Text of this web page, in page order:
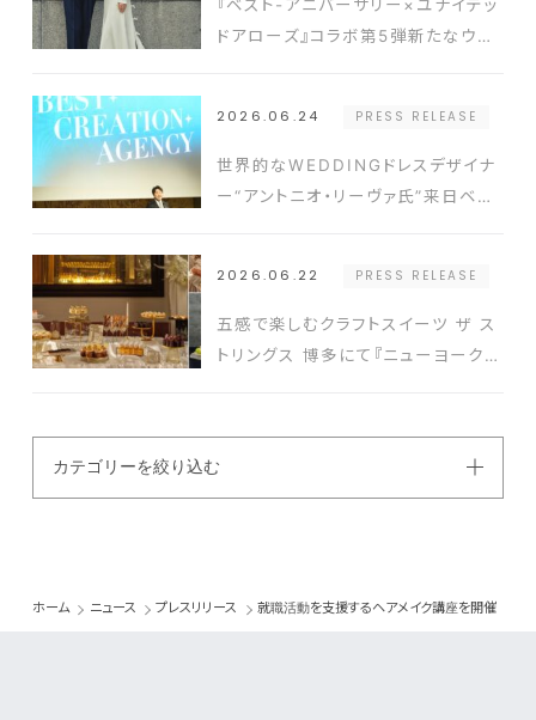
『ベスト-アニバーサリー×ユナイテッ
ドアローズ』コラボ第5弾新たなウエ
2026.06.24
PRESS RELEASE
世界的なWEDDINGドレスデザイナ
ー“アントニオ・リーヴァ氏”来日ベス
ォーム発表
2026.06.22 PRESS RELEASE
五感で楽しむクラフトスイーツ ザ ス
トリングス 博多にて『ニューヨークス
カテゴリーを絞り込む
ホーム ニュース プレスリリース 就職活動を支援するヘアメイク講座を開催